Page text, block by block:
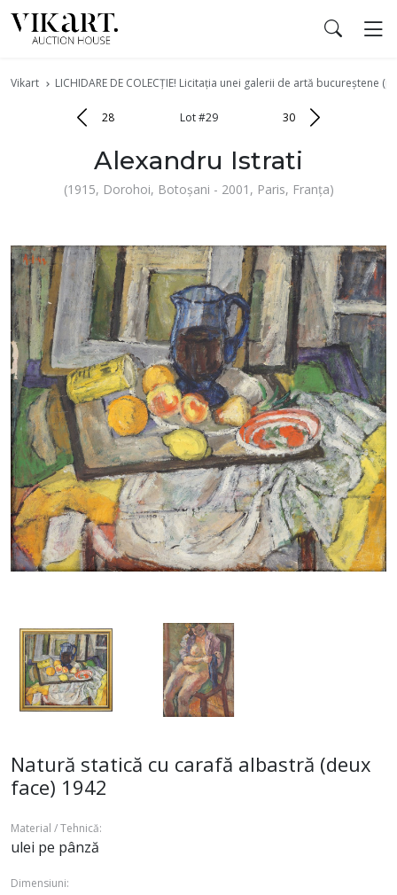
Vikart LICHIDARE DE COLECȚIE! Licitația unei galerii de artă bucureștene
28 Lot #29 30
Alexandru Istrati
(1915, Dorohoi, Botoșani - 2001, Paris, Franța)
Natură statică cu carafă albastră (deux
face) 1942
Material / Tehnică:
ulei pe pânză
Dimensiuni: